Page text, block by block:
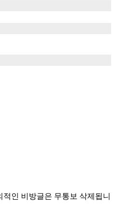
적인 비방글은 무통보 삭제 됩니